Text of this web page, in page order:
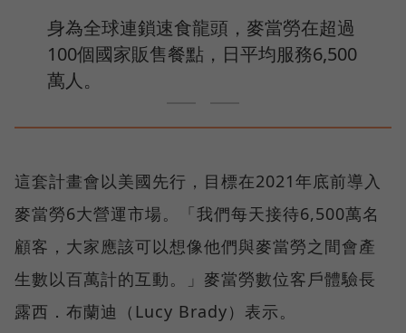
身為全球連鎖速食龍頭，麥當勞在超過
100個國家販售餐點，日平均服務6,500
萬人。
這套計畫會以美國先行，目標在2021年底前導入
麥當勞6大營運市場。「我們每天接待6,500萬名
顧客，大家應該可以想像他們與麥當勞之間會產
生數以百萬計的互動。」麥當勞數位客戶體驗長
露西．布蘭迪（Lucy Brady）表示。